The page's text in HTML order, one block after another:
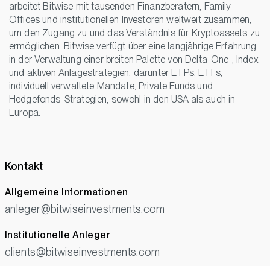
arbeitet Bitwise mit tausenden Finanzberatern, Family
Offices und institutionellen Investoren weltweit zusammen,
um den Zugang zu und das Verständnis für Kryptoassets zu
ermöglichen. Bitwise verfügt über eine langjährige Erfahrung
in der Verwaltung einer breiten Palette von Delta-One-, Index-
und aktiven Anlagestrategien, darunter ETPs, ETFs,
individuell verwaltete Mandate, Private Funds und
Hedgefonds-Strategien, sowohl in den USA als auch in
Europa.
Kontakt
Allgemeine Informationen
anleger@bitwiseinvestments.com
Institutionelle Anleger
clients@bitwiseinvestments.com